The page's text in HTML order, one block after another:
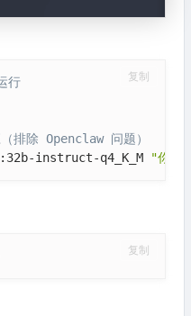
行
排除 Openclaw 问题）
instruct-q4_K_M
"你现
复制
复制